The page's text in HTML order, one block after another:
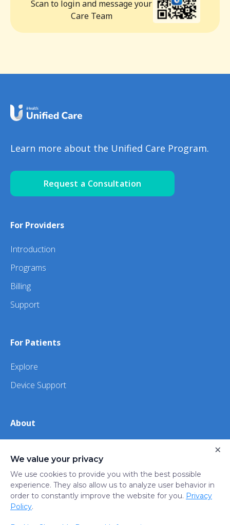
Scan to login and message your
Care Team
Learn more about the Unified Care Program.
Request a Consultation
For Providers
Introduction
Programs
Billing
Support
For Patients
Explore
Device Support
About
iHealth
Privacy
Policy
Trust
Do not sell or share my
We value your privacy
We use cookies to provide you with the best possible
experience. They also allow us to analyze user behavior in
order to constantly improve the website for you. Privacy
Policy.
×